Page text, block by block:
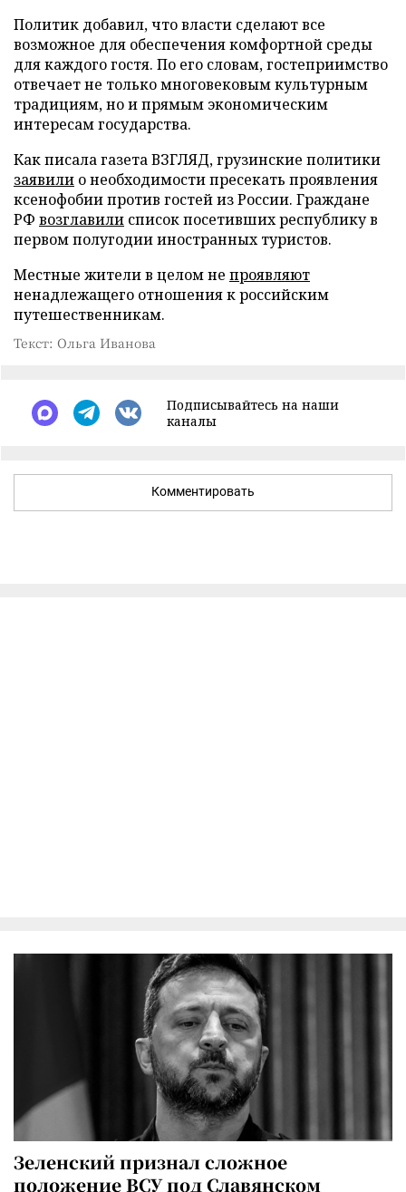
Политик добавил, что власти сделают все
возможное для обеспечения комфортной среды
для каждого гостя. По его словам, гостеприимство
отвечает не только многовековым культурным
традициям, но и прямым экономическим
интересам государства.
Как писала газета ВЗГЛЯД, грузинские политики
заявили о необходимости пресекать проявления
ксенофобии против гостей из России. Граждане
РФ возглавили список посетивших республику в
первом полугодии иностранных туристов.
Местные жители в целом не проявляют
ненадлежащего отношения к российским
путешественникам.
Текст: Ольга Иванова
Подписывайтесь на наши
каналы
Комментировать
Зеленский признал сложное
положение ВСУ под Славянском